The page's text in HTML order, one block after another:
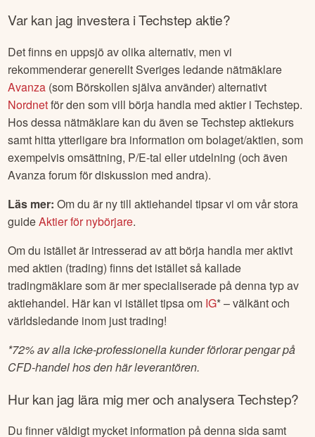
72% av alla icke-professionella kunder förlorar pengar på
Var kan jag investera iTechstepaktie?
Det finns en uppsjö av olika alternativ, men vi
rekommenderar generellt Sveriges ledande nätmäklare
Avanza(som Börskollen själva använder) alternativt
Nordnetför den som vill börja handla med aktier iTechstep
Hos dessa nätmäklare kan du även seTechstep
exempelvis omsättning, P/E-tal eller utdelning (och även
Avanza forum för diskussion med andra).
Läs mer:Om du är ny till aktiehandel tipsar vi om vår stora
guideAktier för nybörjare.
Om du istället är intresserad av att börja handla mer aktivt
med aktien (trading) finns det istället så kallade
aktiehandel. Här kan vi istället tipsa omIG* – välkänt och
världsledande inom just trading!
*72% av alla icke-professionella kunder förlorar pengar på